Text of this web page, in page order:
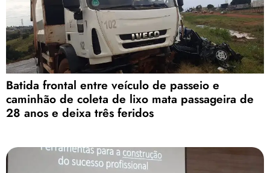
Batida frontal entre veículo de passeio e
caminhão de coleta de lixo mata passageira de
28 anos e deixa três feridos